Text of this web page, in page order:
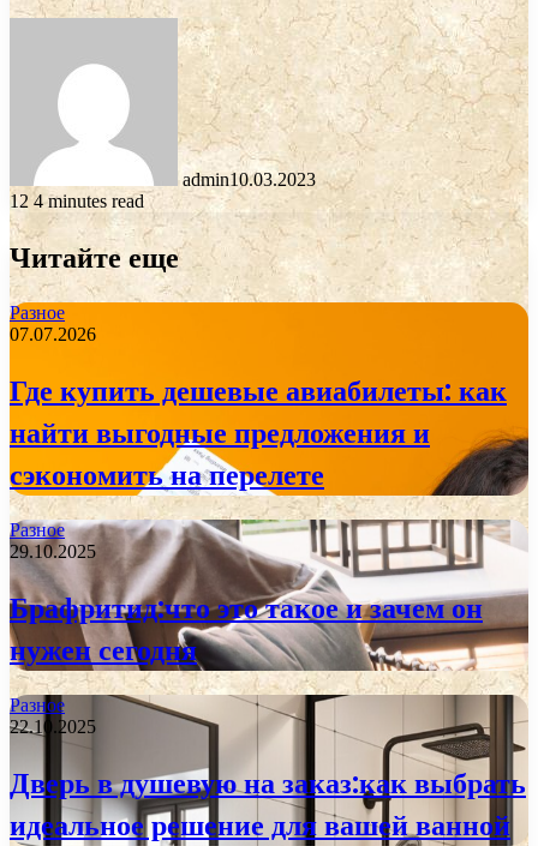
admin10.03.2023
12 4 minutes read
Читайте еще
Разное
07.07.2026
Где купить дешевые авиабилеты: как
найти выгодные предложения и
сэкономить на перелете
Разное
29.10.2025
Брафритид:что это такое и зачем он
нужен сегодня
Разное
22.10.2025
Дверь в душевую на заказ:как выбрать
идеальное решение для вашей ванной